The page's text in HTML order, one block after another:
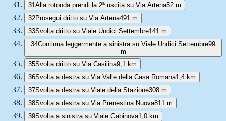
31Alla rotonda prendi la 2ª uscita su Via Artena52 m
32Prosegui dritto su Via Artena491 m
33Svolta dritto su Viale Undici Settembre141 m
34Continua leggermente a sinistra su Viale Undici Settembre99
m
35Svolta dritto su Via Casilina9,1 km
36Svolta a destra su Via Valle della Casa Romana1,4 km
37Svolta a destra su Viale della Stazione308 m
38Svolta a destra su Via Prenestina Nuova811 m
39Svolta a sinistra su Viale Gabinova1,0 km